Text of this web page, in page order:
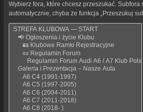
Wybierz fora, które chcesz przeszukać. Subfora
automatycznie, chyba że funkcja „Przeszukuj